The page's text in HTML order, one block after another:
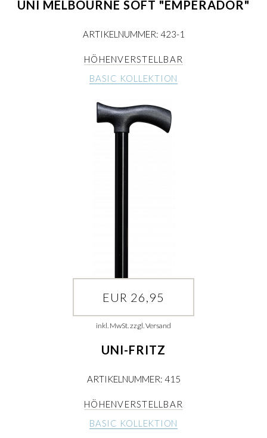
UNI MELBOURNE SOFT "EMPERADOR"
ARTIKELNUMMER: 423-1
HÖHENVERSTELLBAR
BASIC KOLLEKTION
EUR 26,95
inkl. MwSt. zzgl. Versand
UNI-FRITZ
ARTIKELNUMMER: 415
HÖHENVERSTELLBAR
BASIC KOLLEKTION